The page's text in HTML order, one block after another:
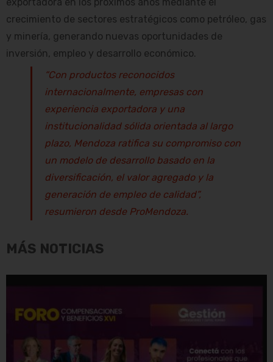
crecimiento de sectores estratégicos como petróleo, gas
y minería, generando nuevas oportunidades de
inversión, empleo y desarrollo económico.
“Con productos reconocidos
internacionalmente, empresas con
experiencia exportadora y una
institucionalidad sólida orientada al largo
plazo, Mendoza ratifica su compromiso con
un modelo de desarrollo basado en la
diversificación, el valor agregado y la
generación de empleo de calidad”,
resumieron desde ProMendoza.
MÁS NOTICIAS